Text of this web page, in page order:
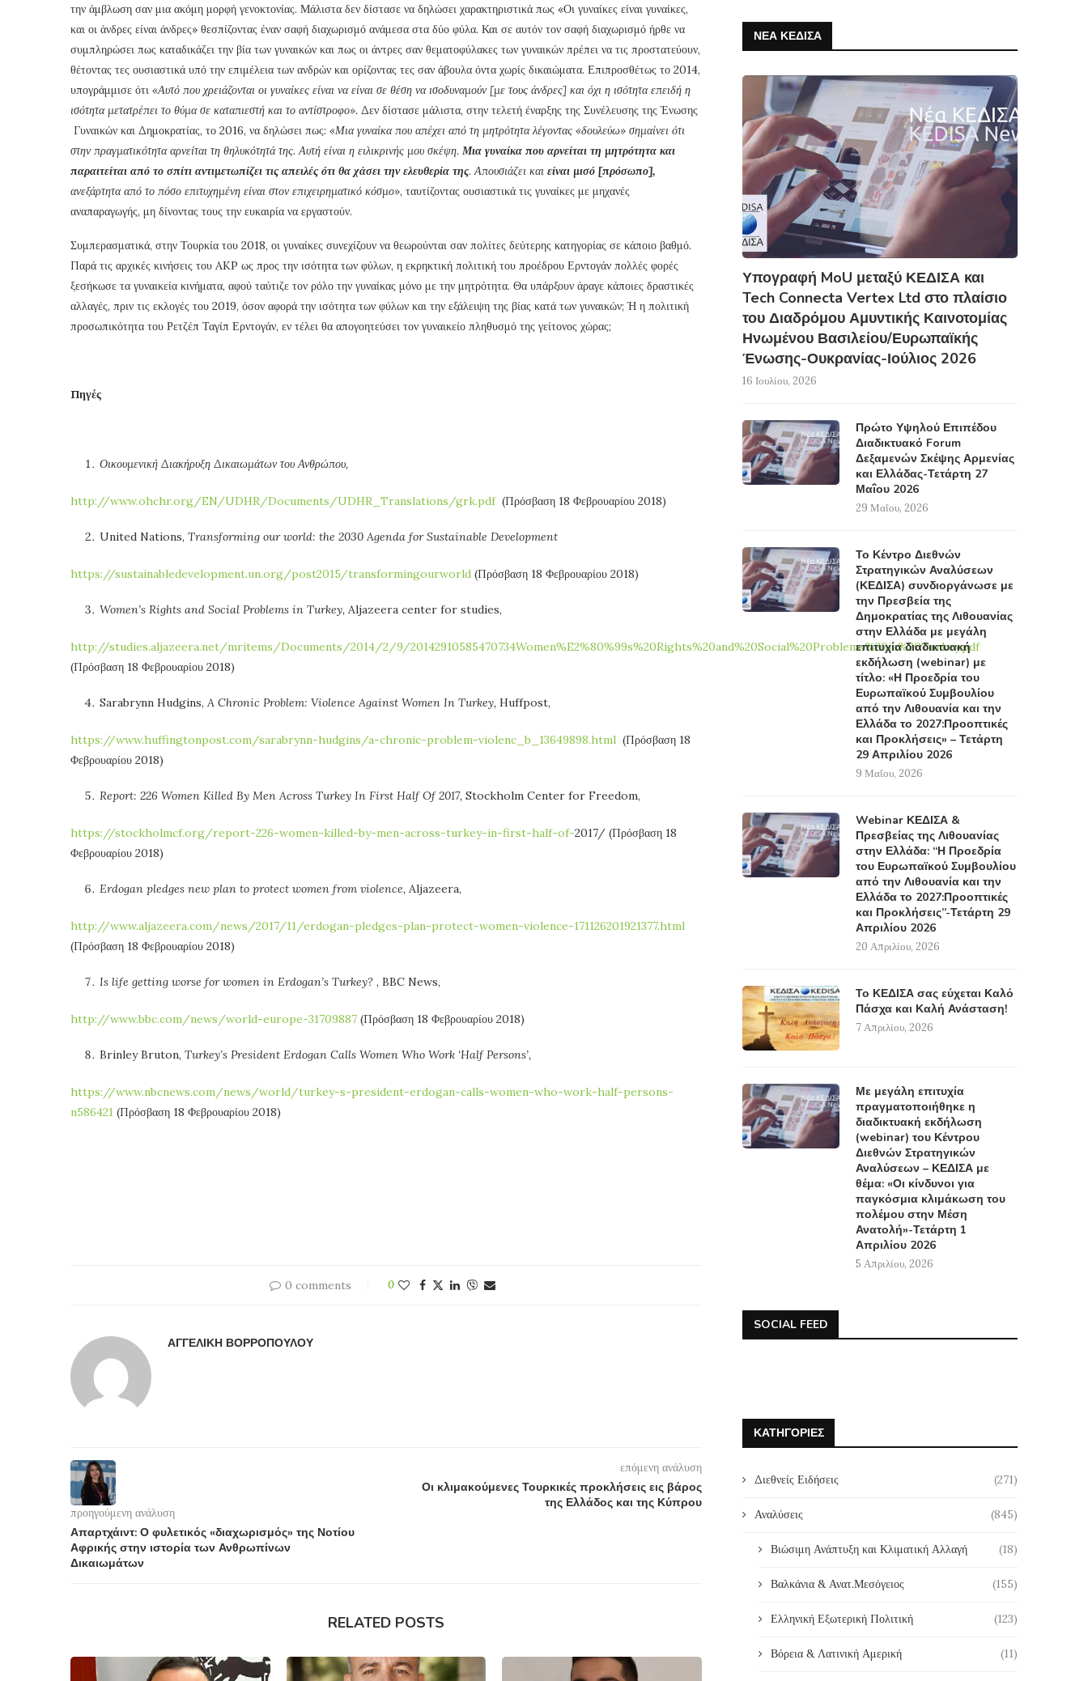
την άμβλωση σαν μια ακόμη μορφή γενοκτονίας. Μάλιστα δεν δίστασε να δηλώσει χαρακτηριστικά πως «Οι γυναίκες είναι γυναίκες,
και οι άνδρες είναι άνδρες» θεσπίζοντας έναν σαφή διαχωρισμό ανάμεσα στα δύο φύλα. Και σε αυτόν τον σαφή διαχωρισμό ήρθε να
συμπληρώσει πως καταδικάζει την βία των γυναικών και πως οι άντρες σαν θεματοφύλακες των γυναικών πρέπει να τις προστατεύουν,
θέτοντας τες ουσιαστικά υπό την επιμέλεια των ανδρών και ορίζοντας τες σαν άβουλα όντα χωρίς δικαιώματα. Επιπροσθέτως το 2014,
υπογράμμισε ότι «Αυτό που χρειάζονται οι γυναίκες είναι να είναι σε θέση να ισοδυναμούν [με τους άνδρες] και όχι η ισότητα επειδή η
ισότητα μετατρέπει το θύμα σε καταπιεστή και το αντίστροφο». Δεν δίστασε μάλιστα, στην τελετή έναρξης της Συνέλευσης της Ένωσης
Γυναικών και Δημοκρατίας, το 2016, να δηλώσει πως: «Μια γυναίκα που απέχει από τη μητρότητα λέγοντας «δουλεύω» σημαίνει ότι
στην πραγματικότητα αρνείται τη θηλυκότητά της. Αυτή είναι η ειλικρινής μου σκέψη. Μια γυναίκα που αρνείται τη μητρότητα και
παραιτείται από το σπίτι αντιμετωπίζει τις απειλές ότι θα χάσει την ελευθερία της. Απουσιάζει και είναι μισό [πρόσωπο],
ανεξάρτητα από το πόσο επιτυχημένη είναι στον επιχειρηματικό κόσμο», ταυτίζοντας ουσιαστικά τις γυναίκες με μηχανές
αναπαραγωγής, μη δίνοντας τους την ευκαιρία να εργαστούν.
Συμπερασματικά, στην Τουρκία του 2018, οι γυναίκες συνεχίζουν να θεωρούνται σαν πολίτες δεύτερης κατηγορίας σε κάποιο βαθμό.
Παρά τις αρχικές κινήσεις του AKP ως προς την ισότητα των φύλων, η εκρηκτική πολιτική του προέδρου Ερντογάν πολλές φορές
ξεσήκωσε τα γυναικεία κινήματα, αφού ταύτιζε τον ρόλο την γυναίκας μόνο με την μητρότητα. Θα υπάρξουν άραγε κάποιες δραστικές
αλλαγές, πριν τις εκλογές του 2019, όσον αφορά την ισότητα των φύλων και την εξάλειψη της βίας κατά των γυναικών; Ή η πολιτική
προσωπικότητα του Ρετζέπ Ταγίπ Ερντογάν, εν τέλει θα απογοητεύσει τον γυναικείο πληθυσμό της γείτονος χώρας;
Πηγές
Οικουμενική Διακήρυξη Δικαιωμάτων του Ανθρώπου,
http://www.ohchr.org/EN/UDHR/Documents/UDHR_Translations/grk.pdf(Πρόσβαση 18 Φεβρουαρίου 2018)
United Nations, Transforming our world: the 2030 Agenda for Sustainable Development
https://sustainabledevelopment.un.org/post2015/transformingourworld (Πρόσβαση 18 Φεβρουαρίου 2018)
Women’s Rights and Social Problems in Turkey, Aljazeera center for studies,
http://studies.aljazeera.net/mritems/Documents/2014/2/9/20142910585470734Women%E2%80%99s%20Rights%20and%20Social%20Problems%20in%20Turkey.pdf
(Πρόσβαση 18 Φεβρουαρίου 2018)
Sarabrynn Hudgins, A Chronic Problem: Violence Against Women In Turkey, Huffpost,
https://www.huffingtonpost.com/sarabrynn-hudgins/a-chronic-problem-violenc_b_13649898.html (Πρόσβαση 18
Φεβρουαρίου 2018)
Report: 226 Women Killed By Men Across Turkey In First Half Of 2017, Stockholm Center for Freedom,
https://stockholmcf.org/report-226-women-killed-by-men-across-turkey-in-first-half-of-2017/ (Πρόσβαση 18
Φεβρουαρίου 2018)
Erdogan pledges new plan to protect women from violence, Aljazeera,
http://www.aljazeera.com/news/2017/11/erdogan-pledges-plan-protect-women-violence-171126201921377.html
(Πρόσβαση 18 Φεβρουαρίου 2018)
Is life getting worse for women in Erdogan’s Turkey? , BBC News,
http://www.bbc.com/news/world-europe-31709887 (Πρόσβαση 18 Φεβρουαρίου 2018)
Brinley Bruton, Turkey’s President Erdogan Calls Women Who Work ‘Half Persons’,
https://www.nbcnews.com/news/world/turkey-s-president-erdogan-calls-women-who-work-half-persons-
n586421 (Πρόσβαση 18 Φεβρουαρίου 2018)
0 comments 0
ΑΓΓΕΛΙΚΉ ΒΟΡΡΟΠΟΎΛΟΥ
προηγούμενη ανάλυση
Απαρτχάιντ: Ο φυλετικός «διαχωρισμός» της Νοτίου
Αφρικής στην ιστορία των Ανθρωπίνων
Δικαιωμάτων
επόμενη ανάλυση
Οι κλιμακούμενες Τουρκικές προκλήσεις εις βάρος
της Ελλάδος και της Κύπρου
RELATED POSTS
ΝΕΑ ΚΕΔΙΣΑ
Υπογραφή MoU μεταξύ ΚΕΔΙΣΑ και
Tech Connecta Vertex Ltd στο πλαίσιο
του Διαδρόμου Αμυντικής Καινοτομίας
Ηνωμένου Βασιλείου/Ευρωπαϊκής
Ένωσης-Ουκρανίας-Ιούλιος 2026
16 Ιουλίου, 2026
Πρώτο Υψηλού Επιπέδου
Διαδικτυακό Forum
Δεξαμενών Σκέψης Αρμενίας
και Ελλάδας-Τετάρτη 27
Μαΐου 2026
29 Μαΐου, 2026
Το Κέντρο Διεθνών
Στρατηγικών Αναλύσεων
(ΚΕΔΙΣΑ) συνδιοργάνωσε με
την Πρεσβεία της
Δημοκρατίας της Λιθουανίας
στην Ελλάδα με μεγάλη
επιτυχία διαδικτυακή
εκδήλωση (webinar) με
τίτλο: «Η Προεδρία του
Ευρωπαϊκού Συμβουλίου
από την Λιθουανία και την
Ελλάδα το 2027:Προοπτικές
και Προκλήσεις» – Τετάρτη
29 Απριλίου 2026
9 Μαΐου, 2026
Webinar ΚΕΔΙΣΑ &
Πρεσβείας της Λιθουανίας
στην Ελλάδα: “Η Προεδρία
του Ευρωπαϊκού Συμβουλίου
από την Λιθουανία και την
Ελλάδα το 2027:Προοπτικές
και Προκλήσεις”-Τετάρτη 29
Απριλίου 2026
20 Απριλίου, 2026
Το ΚΕΔΙΣΑ σας εύχεται Καλό
Πάσχα και Καλή Ανάσταση!
7 Απριλίου, 2026
Με μεγάλη επιτυχία
πραγματοποιήθηκε η
διαδικτυακή εκδήλωση
(webinar) του Κέντρου
Διεθνών Στρατηγικών
Αναλύσεων – ΚΕΔΙΣΑ με
θέμα: «Οι κίνδυνοι για
παγκόσμια κλιμάκωση του
πολέμου στην Μέση
Ανατολή»-Τετάρτη 1
Απριλίου 2026
5 Απριλίου, 2026
SOCIAL FEED
ΚΑΤΗΓΟΡΊΕΣ
Διεθνείς Ειδήσεις (271)
Αναλύσεις (845)
Βιώσιμη Ανάπτυξη και Κλιματική Αλλαγή (18)
Βαλκάνια & Ανατ.Μεσόγειος (155)
Ελληνική Εξωτερική Πολιτική (123)
Βόρεια & Λατινική Αμερική (11)